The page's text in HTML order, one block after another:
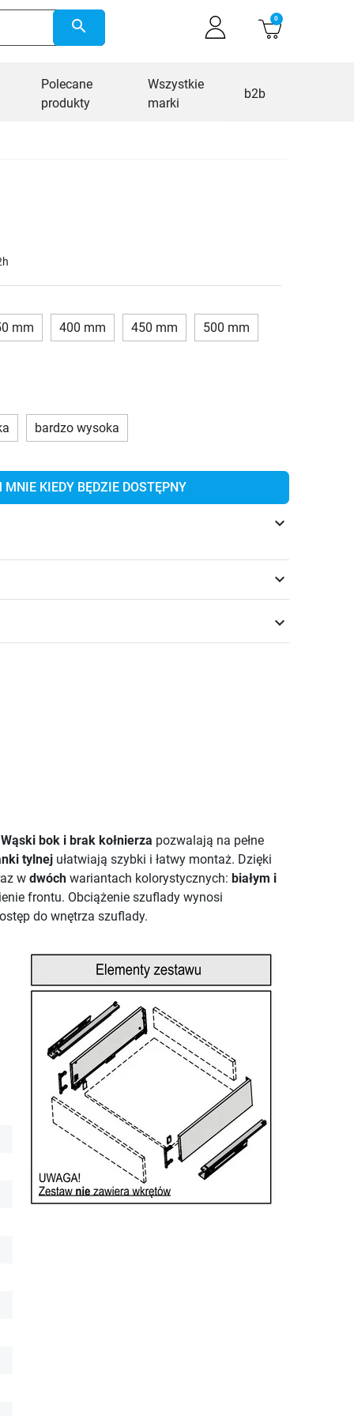
search 0
Polecane
produkty
Wszystkie
marki
b2b
mm 400 mm 450 mm 500 mm
bardzo wysoka
MNIE KIEDY BĘDZIE DOSTĘPNY
keyboard_arrow_down
keyboard_arrow_down
keyboard_arrow_down
Wąski bok i brak kołnierza pozwalają na pełne
tylnej ułatwiają szybki i łatwy montaż. Dzięki
w dwóch wariantach kolorystycznych: białym i
frontu. Obciążenie szuflady wynosi
do wnętrza szuflady.